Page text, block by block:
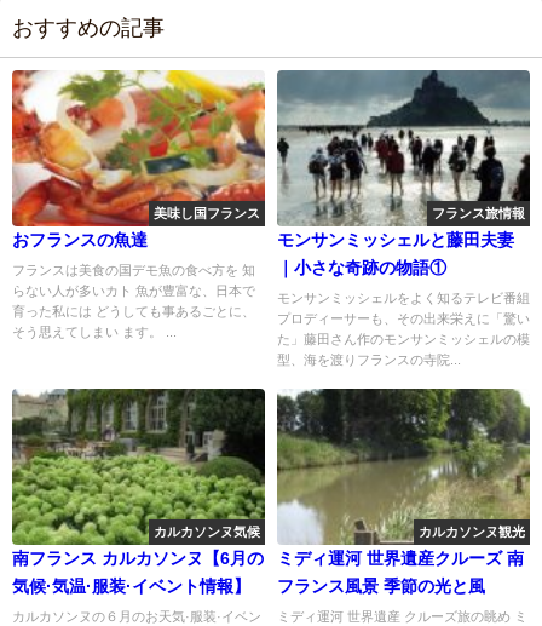
おすすめの記事
美味し国フランス
おフランスの魚達
フランスは美食の国デモ魚の食べ方を 知
らない人が多いカト 魚が豊富な、日本で
育った私には どうしても事あるごとに、
そう思えてしまい ます。 ...
フランス旅情報
モンサンミッシェルと藤田夫妻
｜小さな奇跡の物語①
モンサンミッシェルをよく知るテレビ番組
プロディーサーも、その出来栄えに「驚い
た」藤田さん作のモンサンミッシェルの模
型、海を渡りフランスの寺院...
カルカソンヌ気候
南フランス カルカソンヌ【6月の
気候·気温·服装·イベント情報】
カルカソンヌの６月のお天気·服装·イベン
カルカソンヌ観光
ミディ運河 世界遺産クルーズ 南
フランス風景 季節の光と風
ミディ運河 世界遺産 クルーズ旅の眺め ミ